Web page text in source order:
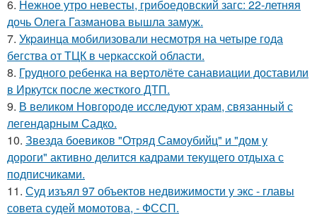
6. Нежное утро невесты, грибоедовский загс: 22-летняя
дочь Олега Газманова вышла замуж.
7. Укpaинца мобилизовали несмотря на четыре года
бегства от ТЦК в черкасской области.
8. Грудного ребенка на вертолёте санавиации доставили
в Иркутск после жесткого ДТП.
9. В великом Новгороде исследуют храм, связанный с
легендарным Садко.
10. Звезда боевиков "Отряд Самоубийц" и "дом у
дороги" активно делится кадрами текущего отдыха с
подписчиками.
11. Суд изъял 97 объектов недвижимости у экс - главы
совета судей момотова, - ФССП.